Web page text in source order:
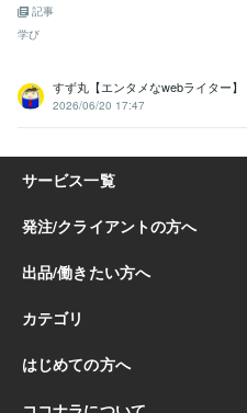
記事
学び
すず丸【エンタメなwebライター】
2026/06/20 17:47